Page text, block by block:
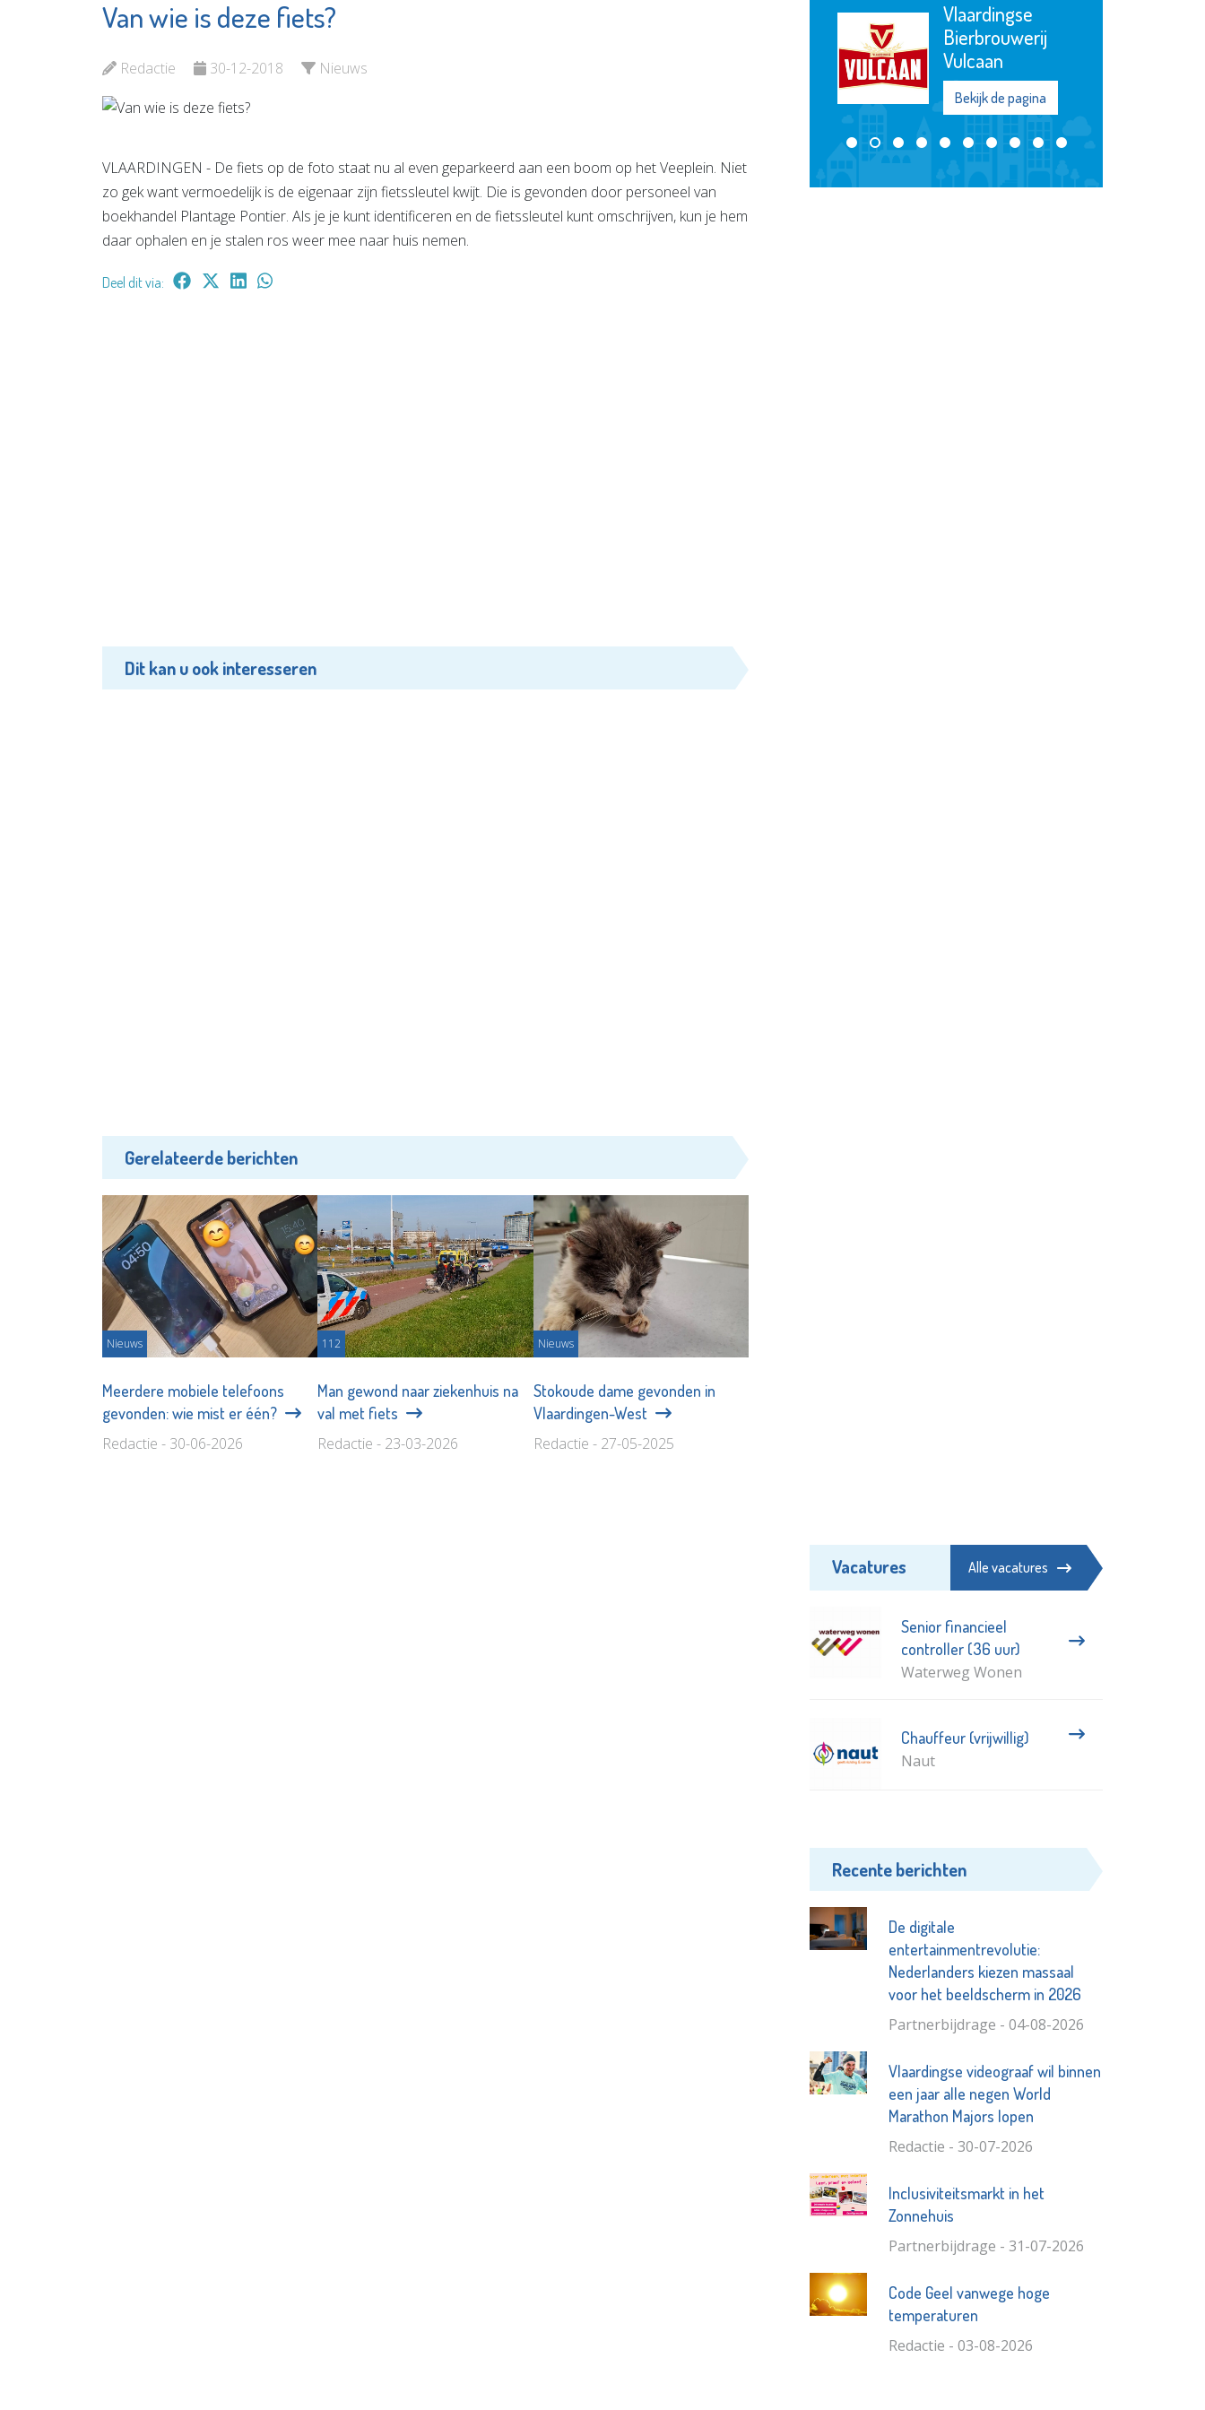
Van wie is deze fiets?
Redactie 30-12-2018 Nieuws
VLAARDINGEN - De fiets op de foto staat nu al even geparkeerd aan een boom op het Veeplein. Niet
zo gek want vermoedelijk is de eigenaar zijn fietssleutel kwijt. Die is gevonden door personeel van
boekhandel Plantage Pontier. Als je je kunt identificeren en de fietssleutel kunt omschrijven, kun je hem
daar ophalen en je stalen ros weer mee naar huis nemen.
Deel dit via:
Dit kan u ook interesseren
Gerelateerde berichten
Nieuws
Meerdere mobiele telefoons
gevonden: wie mist er één?
Redactie - 30-06-2026
112
Man gewond naar ziekenhuis na
val met fiets
Redactie - 23-03-2026
Nieuws
Stokoude dame gevonden in
Vlaardingen-West
Redactie - 27-05-2025
Argos Zorggroep
Bekijk de pagina
Bekijk de pagina
Vlaardingse
Bierbrouwerij
Vulcaan
Bekijk de pagina
Vacatures Alle vacatures
Senior financieel
controller (36 uur)
Waterweg Wonen
Chauffeur (vrijwillig)
Naut
Recente berichten
De digitale
entertainmentrevolutie:
Nederlanders kiezen massaal
voor het beeldscherm in 2026
Partnerbijdrage - 04-08-2026
Vlaardingse videograaf wil binnen
een jaar alle negen World
Marathon Majors lopen
Redactie - 30-07-2026
Inclusiviteitsmarkt in het
Zonnehuis
Partnerbijdrage - 31-07-2026
Code Geel vanwege hoge
temperaturen
Redactie - 03-08-2026